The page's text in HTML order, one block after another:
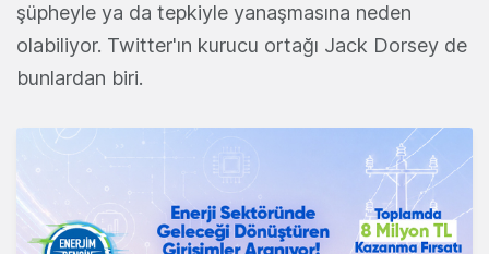
şüpheyle ya da tepkiyle yanaşmasına neden
olabiliyor. Twitter'ın kurucu ortağı Jack Dorsey de
bunlardan biri.